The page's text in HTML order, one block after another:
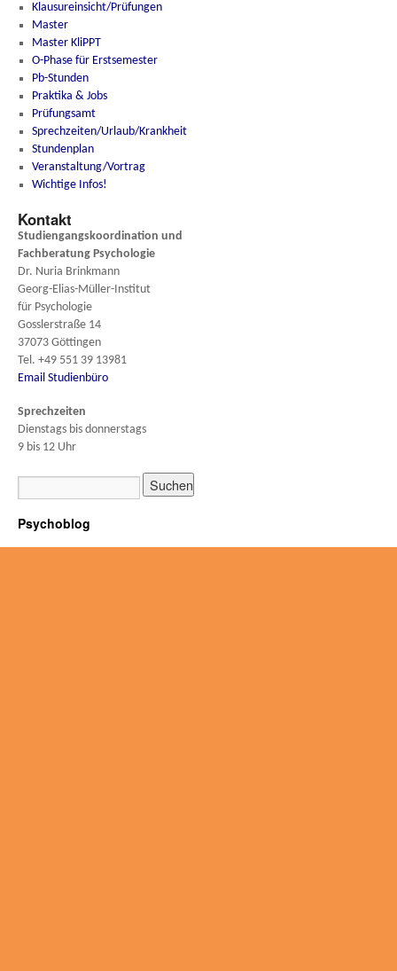
Klausureinsicht/Prüfungen
Master
Master KliPPT
O-Phase für Erstsemester
Pb-Stunden
Praktika & Jobs
Prüfungsamt
Sprechzeiten/Urlaub/Krankheit
Stundenplan
Veranstaltung/Vortrag
Wichtige Infos!
Kontakt
Studiengangskoordination und
Fachberatung Psychologie
Dr. Nuria Brinkmann
Georg-Elias-Müller-Institut
für Psychologie
Gosslerstraße 14
37073 Göttingen
Tel. +49 551 39 13981
Email Studienbüro
Sprechzeiten
Dienstags bis donnerstags
9 bis 12 Uhr
Psychoblog